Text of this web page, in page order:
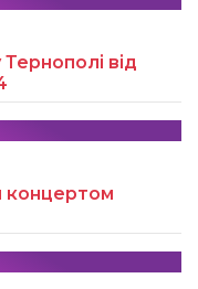
від
концертом